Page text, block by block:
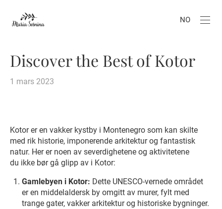
NO
Discover the Best of Kotor
1 mars 2023
Kotor er en vakker kystby i Montenegro som kan skilte
med rik historie, imponerende arkitektur og fantastisk
natur. Her er noen av severdighetene og aktivitetene
du ikke bør gå glipp av i Kotor:
Gamlebyen i Kotor: Dette UNESCO-vernede området
er en middelaldersk by omgitt av murer, fylt med
trange gater, vakker arkitektur og historiske bygninger.